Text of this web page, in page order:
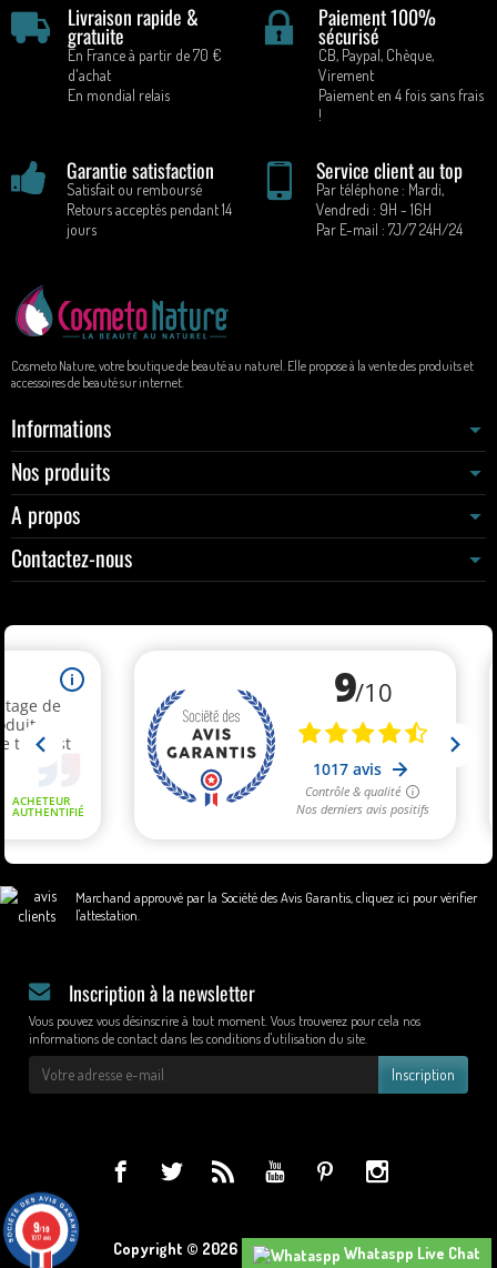
Livraison rapide &
gratuite
En France à partir de 70 €
d'achat
En mondial relais
Paiement 100%
sécurisé
CB, Paypal, Chèque,
Virement
Paiement en 4 fois sans frais
!
Garantie satisfaction
Satisfait ou remboursé
Retours acceptés pendant 14
jours
Service client au top
Par téléphone : Mardi,
Vendredi : 9H - 16H
Par E-mail : 7J/7 24H/24
Cosmeto Nature, votre boutique de beauté au naturel. Elle propose à la vente des produits et
accessoires de beauté sur internet.
Informations
Nos produits
A propos
Contactez-nous
Marchand approuvé par la Société des Avis Garantis, cliquez ici pour vérifier
l'attestation
Whataspp Live Chat
Inscription à la newsletter
Vous pouvez vous désinscrire à tout moment. Vous trouverez pour cela nos
informations de contact dans les conditions d'utilisation du site.
Inscription
Copyright © 2026 - Design by Wapcom.
9/10
1017 avis